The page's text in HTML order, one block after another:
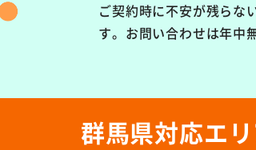
ご契約時に不安が残らな
す。お問い合わせは年中
群馬県対応エ